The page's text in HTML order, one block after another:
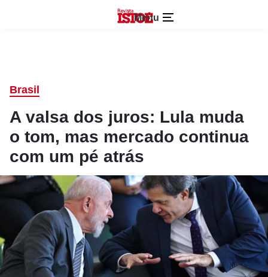
Menu
Brasil
A valsa dos juros: Lula muda
o tom, mas mercado continua
com um pé atrás